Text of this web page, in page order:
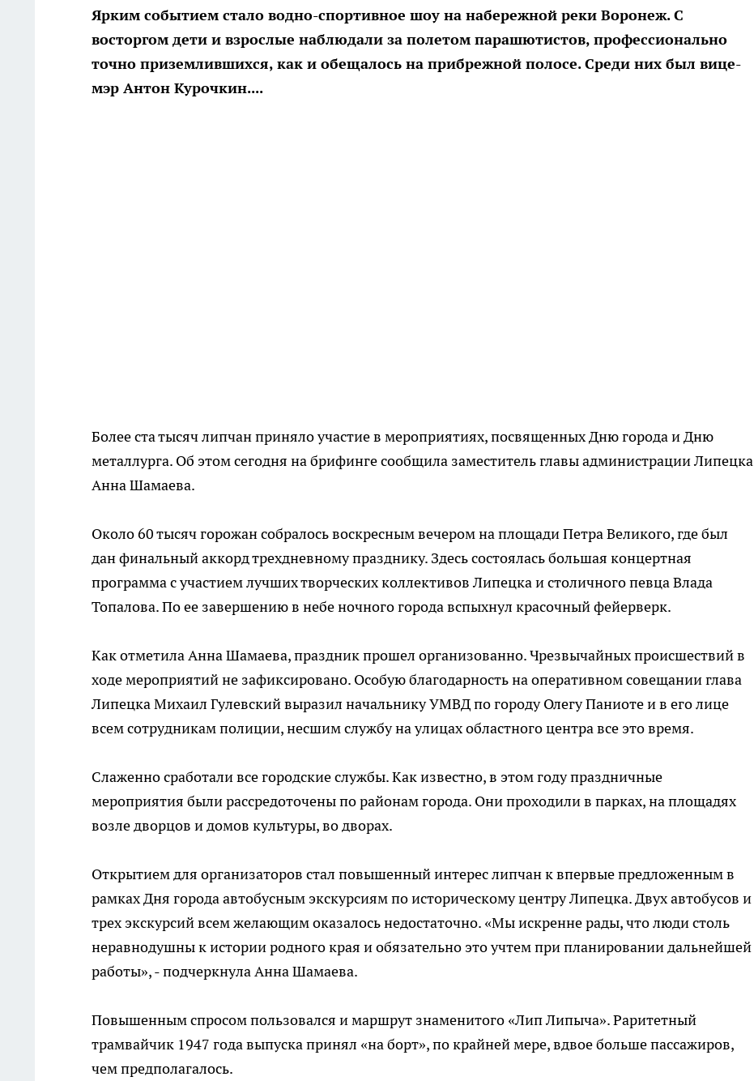
Ярким событием стало водно-спортивное шоу на набережной реки Воронеж. С
восторгом дети и взрослые наблюдали за полетом парашютистов, профессионально
точно приземлившихся, как и обещалось на прибрежной полосе. Среди них был вице-
мэр Антон Курочкин....
Более ста тысяч липчан приняло участие в мероприятиях, посвященных Дню города и Дню
металлурга. Об этом сегодня на брифинге сообщила заместитель главы администрации Липецка
Анна Шамаева.
Около 60 тысяч горожан собралось воскресным вечером на площади Петра Великого, где был
дан финальный аккорд трехдневному празднику. Здесь состоялась большая концертная
программа с участием лучших творческих коллективов Липецка и столичного певца Влада
Топалова. По ее завершению в небе ночного города вспыхнул красочный фейерверк.
Как отметила Анна Шамаева, праздник прошел организованно. Чрезвычайных происшествий в
ходе мероприятий не зафиксировано. Особую благодарность на оперативном совещании глава
Липецка Михаил Гулевский выразил начальнику УМВД по городу Олегу Паниоте и в его лице
всем сотрудникам полиции, несшим службу на улицах областного центра все это время.
Слаженно сработали все городские службы. Как известно, в этом году праздничные
мероприятия были рассредоточены по районам города. Они проходили в парках, на площадях
возле дворцов и домов культуры, во дворах.
Открытием для организаторов стал повышенный интерес липчан к впервые предложенным в
рамках Дня города автобусным экскурсиям по историческому центру Липецка. Двух автобусов и
трех экскурсий всем желающим оказалось недостаточно. «Мы искренне рады, что люди столь
неравнодушны к истории родного края и обязательно это учтем при планировании дальнейшей
работы», - подчеркнула Анна Шамаева.
Повышенным спросом пользовался и маршрут знаменитого «Лип Липыча». Раритетный
трамвайчик 1947 года выпуска принял «на борт», по крайней мере, вдвое больше пассажиров,
чем предполагалось.